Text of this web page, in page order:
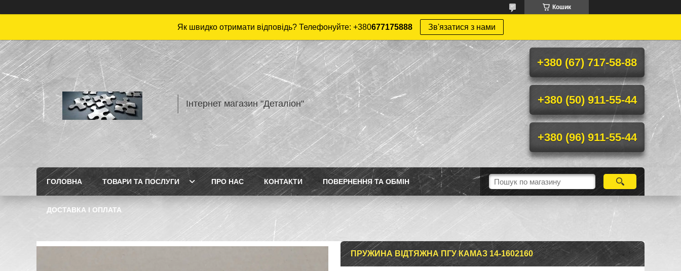
Кошик
Як швидко отримати відповідь? Телефонуйте: +380677175888 Зв'язатися з нами
Інтернет магазин "Деталіон"
+380 (67) 717-58-88
+380 (50) 911-55-44
+380 (96) 911-55-44
ГОЛОВНА ТОВАРИ ТА ПОСЛУГИ ПРО НАС КОНТАКТИ ПОВЕРНЕННЯ ТА ОБМІН
ДОСТАВКА І ОПЛАТА
ПРУЖИНА ВІДТЯЖНА ПГУ КАМАЗ 14-1602160